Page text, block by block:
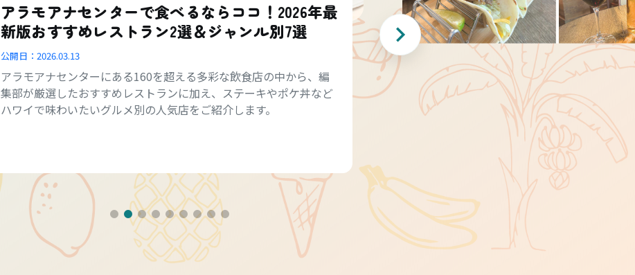
アラモアナセンターで食べるならココ！2026年最
新版おすすめレストラン2選＆ジャンル別7選
公開日： 2026.03.13
アラモアナセンターにある160を超える多彩な飲食店の中から、編
集部が厳選したおすすめレストランに加え、ステーキやポケ丼など
ハワイで味わいたいグルメ別の人気店をご紹介します。